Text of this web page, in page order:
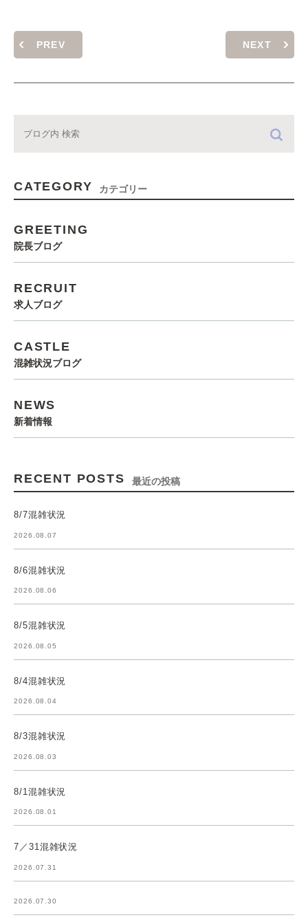
PREV NEXT
CATEGORY カテゴリー
GREETING
院長ブログ
RECRUIT
求人ブログ
CASTLE
混雑状況ブログ
NEWS
新着情報
RECENT POSTS 最近の投稿
8/7混雑状況
2026.08.07
8/6混雑状況
2026.08.06
8/5混雑状況
2026.08.05
8/4混雑状況
2026.08.04
8/3混雑状況
2026.08.03
8/1混雑状況
2026.08.01
7／31混雑状況
2026.07.31
2026.07.30